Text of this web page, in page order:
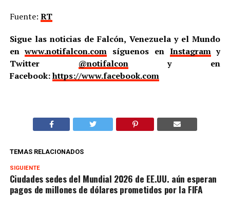
Fuente: RT
Sigue las noticias de Falcón, Venezuela y el Mundo
enwww.notifalcon.com síguenos en Instagramy
Twitter @notifalcony en
Facebook:https://www.facebook.com
TEMAS RELACIONADOS
SIGUIENTE
Ciudades sedes del Mundial 2026 de EE.UU. aún esperan
pagos de millones de dólares prometidos por la FIFA